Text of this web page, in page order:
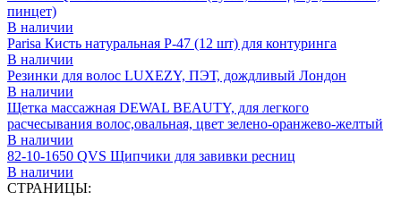
пинцет)
В наличии
Parisa Кисть натуральная P-47 (12 шт) для контуринга
В наличии
Резинки для волос LUXEZY, ПЭТ, дождливый Лондон
В наличии
Щетка массажная DEWAL BEAUTY, для легкого
расчесывания волос,овальная, цвет зелено-оранжево-желтый
В наличии
82-10-1650 QVS Щипчики для завивки ресниц
В наличии
СТРАНИЦЫ: